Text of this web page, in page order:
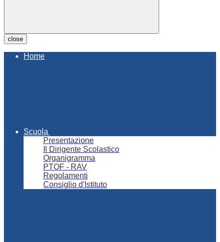
close
Home
Scuola
Presentazione
Il Dirigente Scolastico
Organigramma
PTOF - RAV
Regolamenti
Consiglio d'Istituto